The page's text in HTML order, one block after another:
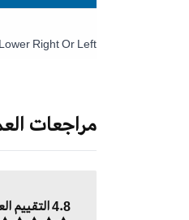
Right Or Left
مراجعات
4.8التقييم